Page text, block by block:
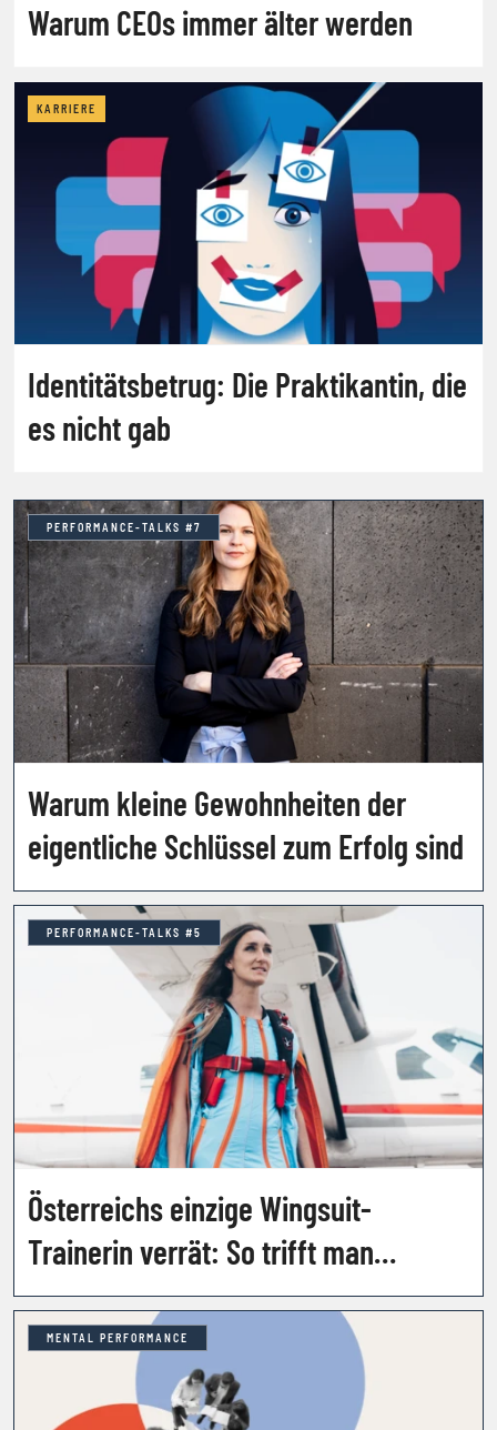
Warum CEOs immer älter werden
KARRIERE
Identitätsbetrug: Die Praktikantin, die
es nicht gab
PERFORMANCE-TALKS #7
Warum kleine Gewohnheiten der
eigentliche Schlüssel zum Erfolg sind
PERFORMANCE-TALKS #5
Österreichs einzige Wingsuit-
Trainerin verrät: So trifft man
Entscheidungen in
Sekundenbruchteilen
MENTAL PERFORMANCE